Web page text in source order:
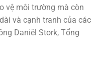
vệ môi trường mà còn
và cạnh tranh của các
Daniël Stork, Tổng